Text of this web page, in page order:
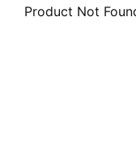
Product Not